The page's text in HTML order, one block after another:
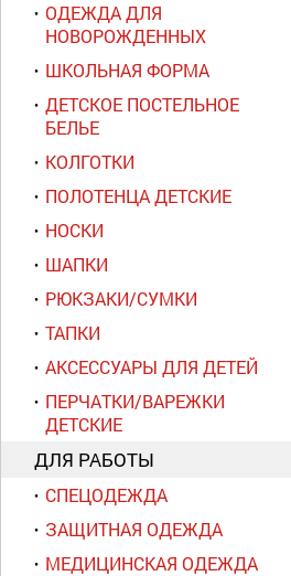
ОДЕЖДА ДЛЯ
НОВОРОЖДЕННЫХ
ШКОЛЬНАЯ ФОРМА
ДЕТСКОЕ ПОСТЕЛЬНОЕ
БЕЛЬЕ
КОЛГОТКИ
ПОЛОТЕНЦА ДЕТСКИЕ
НОСКИ
ШАПКИ
РЮКЗАКИ/СУМКИ
ТАПКИ
АКСЕССУАРЫ ДЛЯ ДЕТЕЙ
ПЕРЧАТКИ/ВАРЕЖКИ
ДЕТСКИЕ
ДЛЯ РАБОТЫ
СПЕЦОДЕЖДА
ЗАЩИТНАЯ ОДЕЖДА
МЕДИЦИНСКАЯ ОДЕЖДА